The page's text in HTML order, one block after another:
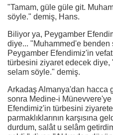
"Tamam, güle güle git.
söyle." demiş, Hans.
Biliyor ya, Peygamber
diye... "Muhammed'e benden
Peygamber Efendimiz'in
türbesini ziyaret edecek diye,
selam söyle." demiş.
Arkadaş Almanya'dan hacca
sonra Medine-i
Efendimiz'in türbesini
parmaklıklarının karşısına
durdum, salât u selâm